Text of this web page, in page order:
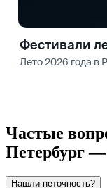
Фестивали
Лето 2026 года
Частые
Петербург
Нашли неточность?